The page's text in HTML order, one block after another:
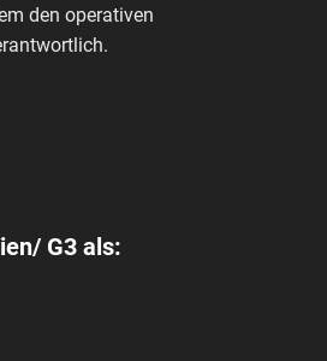
den operativen
G3 als: